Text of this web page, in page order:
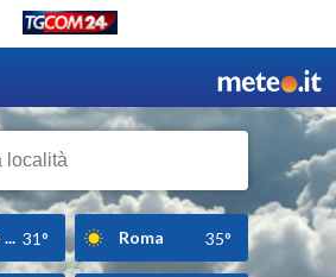
31° Roma 35°